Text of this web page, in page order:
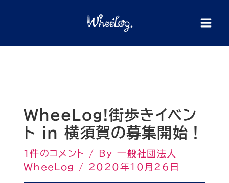
WheeLog!街歩きイベン
ト​ in 横須賀の募集開始！
1件のコメント / By一般社団法人
WheeLog
/ 2020年10月26日